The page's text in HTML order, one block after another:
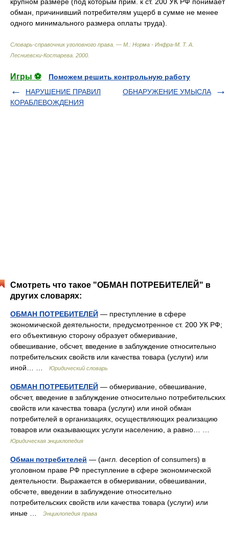
обман, причинивший потребителям ущерб в сумме не менее
одного минимального размера оплаты труда).
Словарь-справочник уголовного права. — М.: Норма - Инфра-М Т. А.
Лесниевски-Костарева 2000
Игры ⚽
Поможем решить контрольную работу
НАРУШЕНИЕ ПРАВИЛ
КОРАБЛЕВОЖДЕНИЯ
ОБНАРУЖЕНИЕ УМЫСЛА
Смотреть что такое "ОБМАН ПОТРЕБИТЕЛЕЙ" в
других словарях:
ОБМАН ПОТРЕБИТЕЛЕЙ — преступление в сфере
экономической деятельности, предусмотренное ст. 200 УК РФ;
его объективную сторону образует обмеривание,
обвешивание, обсчет, введение в заблуждение относительно
потребительских свойств или качества товара (услуги) или
иной… …
Юридический словарь
ОБМАН ПОТРЕБИТЕЛЕЙ — обмеривание, обвешивание,
обсчет, введение в заблуждение относительно потребительских
свойств или качества товара (услуги) или иной обман
потребителей в организациях, осуществляющих реализацию
товаров или оказывающих услуги населению, а равно… …
Юридическая энциклопедия
Обман потребителей — (англ. deception of consumers) в
уголовном праве РФ преступление в сфере экономической
деятельности. Выражается в обмеривании, обвешивании,
обсчете, введении в заблуждение относительно
потребительских свойств или качества товара (услуги) или
иные …
Энциклопедия права